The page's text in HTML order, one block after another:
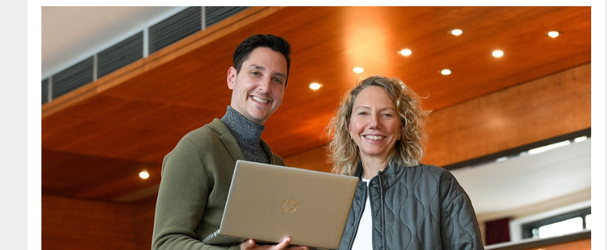
Adlershof Journal Januar/Februar
Talent trifft Technologie: Wie wir zusammen für
Fortschritt sorgen
WISTA Academy startet mit
hochwertigen Qualifizierungs- und
Weiterbildungs­angeboten in
Adlershof
Neue Zeiten brauchen neues Wissen